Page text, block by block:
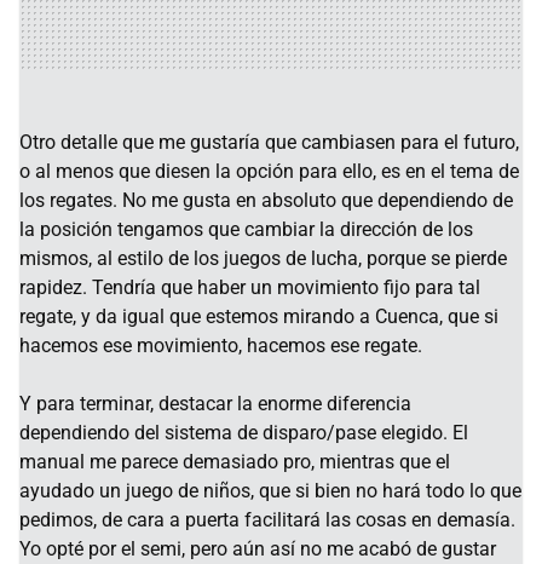
Otro detalle que me gustaría que cambiasen para el futuro,
o al menos que diesen la opción para ello, es en el tema de
los regates. No me gusta en absoluto que dependiendo de
la posición tengamos que cambiar la dirección de los
mismos, al estilo de los juegos de lucha, porque se pierde
rapidez. Tendría que haber un movimiento fijo para tal
regate, y da igual que estemos mirando a Cuenca, que si
hacemos ese movimiento, hacemos ese regate.
Y para terminar, destacar la enorme diferencia
dependiendo del sistema de disparo/pase elegido. El
manual me parece demasiado pro, mientras que el
ayudado un juego de niños, que si bien no hará todo lo que
pedimos, de cara a puerta facilitará las cosas en demasía.
Yo opté por el semi, pero aún así no me acabó de gustar